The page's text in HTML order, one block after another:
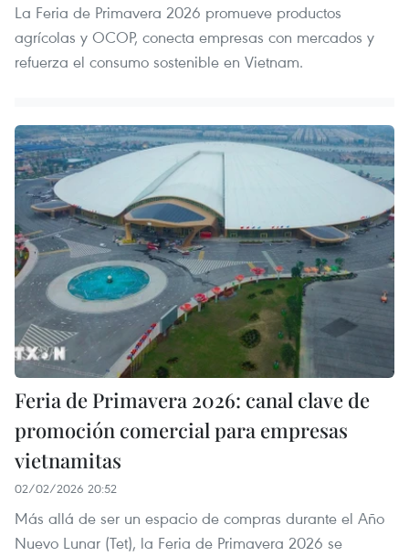
La Feria de Primavera 2026 promueve productos
agrícolas y OCOP, conecta empresas con mercados y
refuerza el consumo sostenible en Vietnam.
Feria de Primavera 2026: canal clave de
promoción comercial para empresas
vietnamitas
02/02/2026 20:52
Más allá de ser un espacio de compras durante el Año
Nuevo Lunar (Tet), la Feria de Primavera 2026 se